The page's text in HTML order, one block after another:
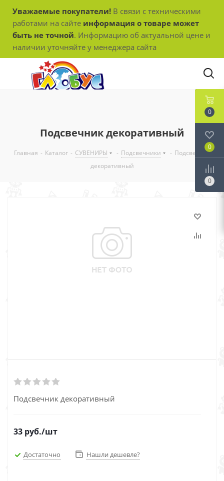
Уважаемые покупатели! В связи с техническими
работами на сайте информация о товаре может
быть не точной. Информацию об актуальной цене и
наличии уточняйте у менеджера сайта
Подсвечник декоративный
Главная - Каталог - СУВЕНИРЫ - Подсвечники - Подсвечник
декоративный
Подсвечник декоративный
33 руб./шт
Достаточно Нашли дешевле?
0
0
0